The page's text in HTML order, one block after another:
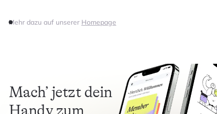
Mehr dazu auf unserer Homepage
Mach’ jetzt dein